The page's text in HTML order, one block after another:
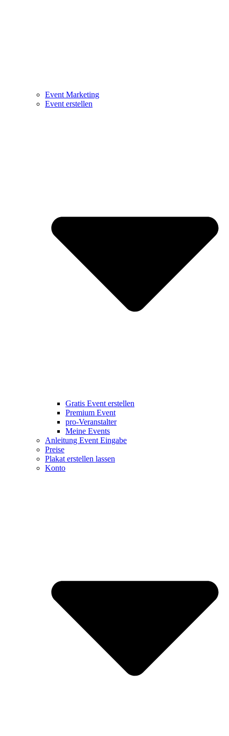
Event Marketing
Event erstellen
Gratis Event erstellen
Premium Event
pro-Veranstalter
Meine Events
Anleitung Event Eingabe
Preise
Plakat erstellen lassen
Konto